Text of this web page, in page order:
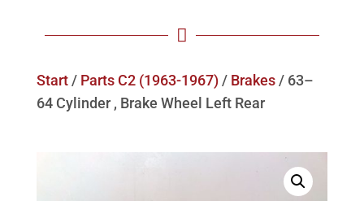

Start/ Parts C2 (1963-1967)/ Brakes/ 63–
64 Cylinder , Brake Wheel Left Rear